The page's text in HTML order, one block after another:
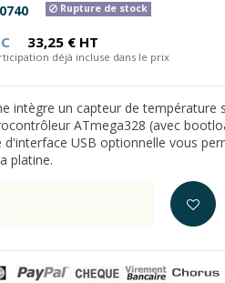
Rupture de stock
33,25 € HT
déjà incluse dans le prix
intègre un capteur de température
ATmega328 (avec
d'interface USB optionnelle vous
platine.